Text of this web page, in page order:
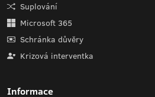
Suplování
Microsoft 365
Schránka důvěry
Krizová interventka
Informace